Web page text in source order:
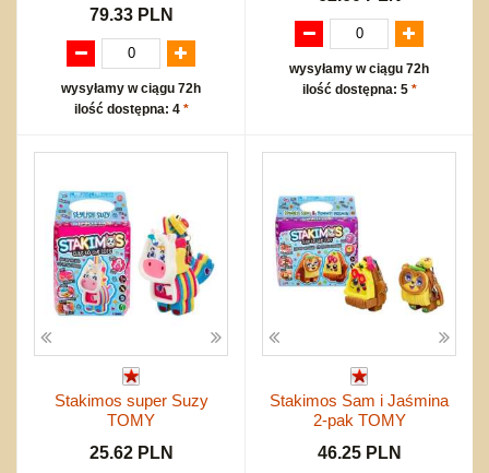
79.33 PLN
wysyłamy w ciągu 72h
ilość dostępna: 4 *
wysyłamy w ciągu 72h
ilość dostępna: 5 *
Stakimos super Suzy
TOMY
25.62 PLN
Stakimos Sam i Jaśmina
2-pak TOMY
46.25 PLN